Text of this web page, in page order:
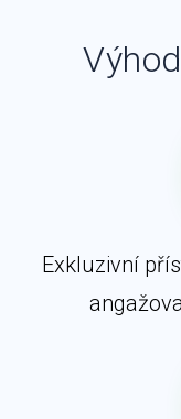
Exkluzivní